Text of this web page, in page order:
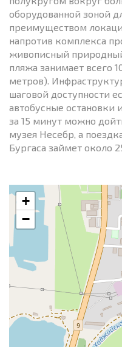
оборудованной зоной
преимуществом
напротив комплекса
живописный
пляжа занимает всего
метров).
шаговой доступности
автобусные остановки
за 15 минут можно
музея Несебр, а
Бургаса займет около
+
−